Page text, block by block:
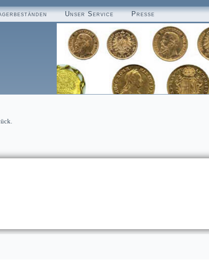
Unser Service Presse